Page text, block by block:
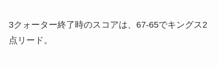
3クォーター終了時のスコアは、67-65でキングス2
点リード。